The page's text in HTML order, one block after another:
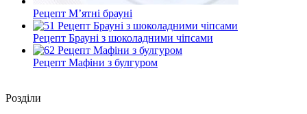
Рецепт М’ятні брауні
Рецепт Брауні з шоколадними чіпсами
Рецепт Мафіни з булгуром
Роздiли